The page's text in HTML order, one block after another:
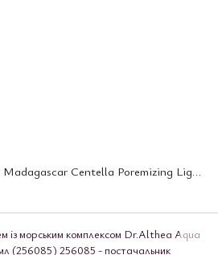
Крем-гель SkinSKIN1004 Madagascar Centella Poremizing Light Gel Cream для звуження пор, 75 мл (261646)